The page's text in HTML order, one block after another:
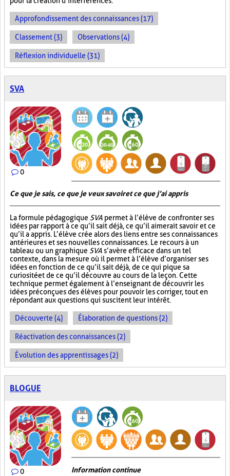
Approfondissement des connaissances (17)
Classement (3) Observations (4)
Réflexion individuelle (31)
SVA
0
Ce que je sais, ce que je veux savoir et ce que j’ai appris
La formule pédagogique SVA permet à l’élève de confronter ses
idées par rapport à ce qu’il sait déjà, ce qu’il aimerait savoir et ce
qu’il a appris. L’élève crée alors des liens entre ses connaissances
antérieures et ses nouvelles connaissances. Le recours à un
tableau ou un graphique SVA s’avère efficace dans un tel
contexte, dans la mesure où il permet à l’élève d’organiser ses
idées en fonction de ce qu’il sait déjà, de ce qui pique sa
curiosité et de ce qu’il découvre au cours de la leçon. Cette
technique permet également à l’enseignant de découvrir les
idées préconçues des élèves pour pouvoir les corriger, tout en
répondant aux questions qui suscitent leur intérêt.
Découverte (4) Élaboration de questions (2)
Réactivation des connaissances (2)
Évolution des apprentissages (2)
BLOGUE
0 Information continue